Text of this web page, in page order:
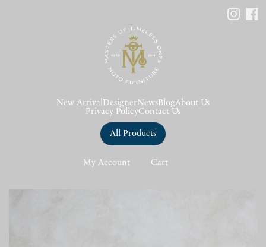
New Arrival DesignerNews BlogAbout Us
Privacy PolicyContact Us
All Products
My Account Cart